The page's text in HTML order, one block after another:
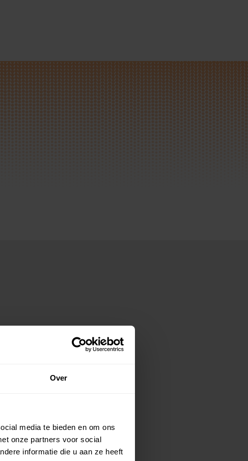
Over
media te bieden en om ons
onze partners voor social
informatie die u aan ze heeft